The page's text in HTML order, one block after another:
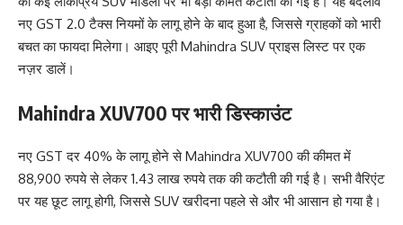
नए GST 2.0 टैक्स नियमों के लागू होने के बाद हुआ है, जिससे ग्राहकों को भारी
बचत का फायदा मिलेगा। आइए पूरी Mahindra SUV प्राइस लिस्ट पर एक
नज़र डालें।
Mahindra XUV700 पर भारी डिस्काउंट
नए GST दर 40% के लागू होने से Mahindra XUV700 की कीमत में
88,900 रुपये से लेकर 1.43 लाख रुपये तक की कटौती की गई है। सभी वैरिएंट
पर यह छूट लागू होगी, जिससे SUV खरीदना पहले से और भी आसान हो गया है।